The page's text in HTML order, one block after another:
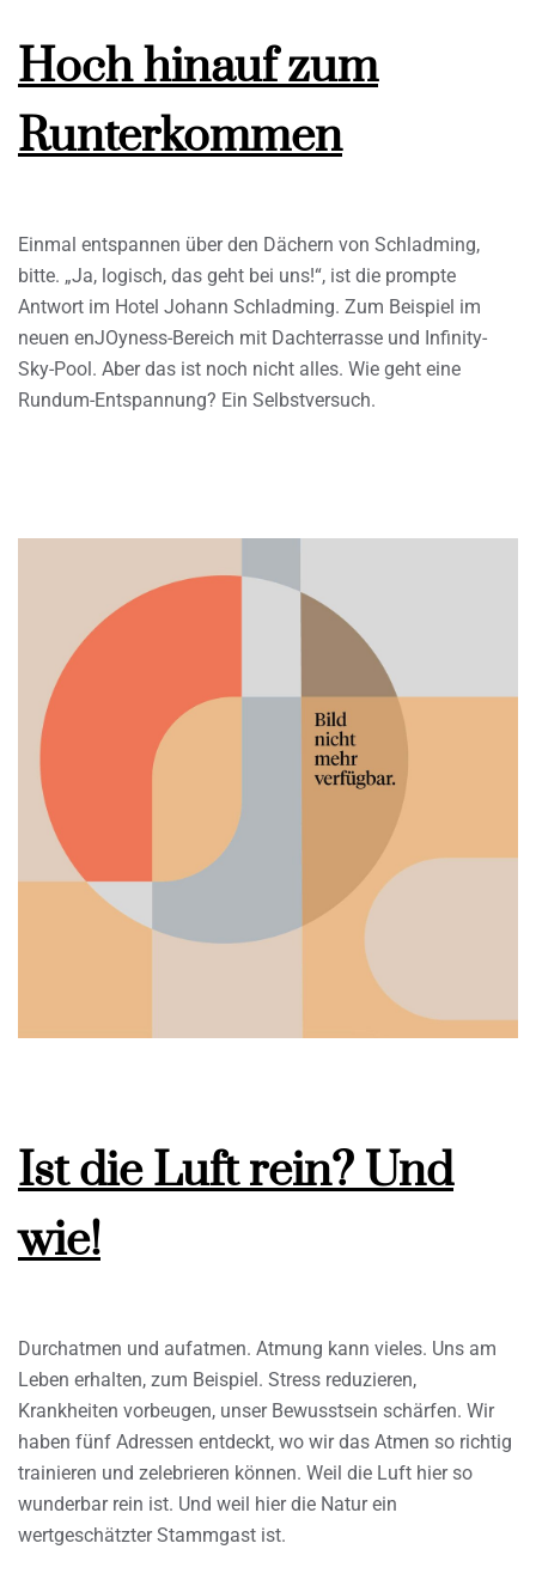
Hoch hinauf zum
Runterkommen
Einmal entspannen über den Dächern von Schladming,
bitte. „Ja, logisch, das geht bei uns!“, ist die prompte
Antwort im Hotel Johann Schladming. Zum Beispiel im
neuen enJOyness-Bereich mit Dachterrasse und Infinity-
Sky-Pool. Aber das ist noch nicht alles. Wie geht eine
Rundum-Entspannung? Ein Selbstversuch.
Ist die Luft rein? Und
wie!
Durchatmen und aufatmen. Atmung kann vieles. Uns am
Leben erhalten, zum Beispiel. Stress reduzieren,
Krankheiten vorbeugen, unser Bewusstsein schärfen. Wir
haben fünf Adressen entdeckt, wo wir das Atmen so richtig
trainieren und zelebrieren können. Weil die Luft hier so
wunderbar rein ist. Und weil hier die Natur ein
wertgeschätzter Stammgast ist.